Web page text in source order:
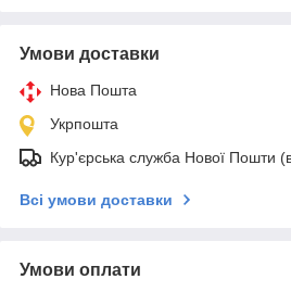
Умови доставки
Нова Пошта
Укрпошта
Кур'єрська служба Нової Пошти
Всі умови доставки
Умови оплати